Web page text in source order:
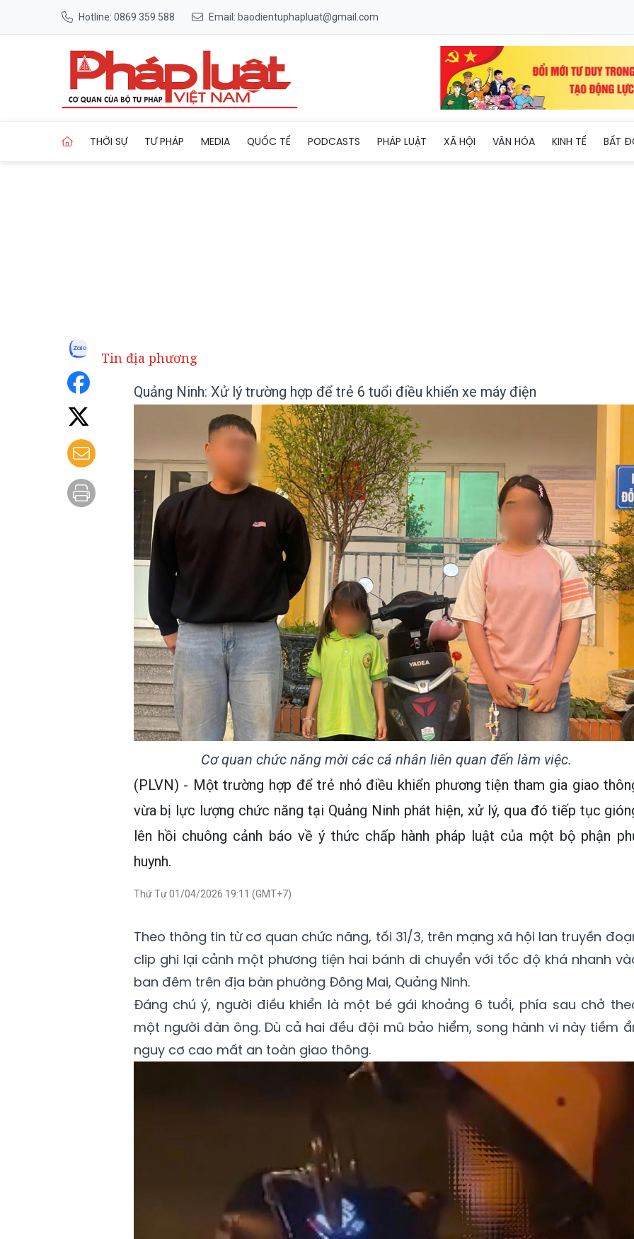
Hotline: 0869 359 588 Email: baodientuphapluat@gmail.com
THỜI SỰ TƯ PHÁP MEDIA QUỐC TẾ PODCASTS PHÁP LUẬT XÃ HỘI VĂN HÓA KINH TẾ BẤT
Tin địa phương
Quảng Ninh: Xử lý trường hợp để trẻ 6 tuổi điều khiển xe máy điện
Cơ quan chức năng mời các cá nhân liên quan đến làm việc.
(PLVN) - Một trường hợp để trẻ nhỏ điều khiển phương tiện tham gia giao
vừa bị lực lượng chức năng tại Quảng Ninh phát hiện, xử lý, qua đó tiếp tục
lên hồi chuông cảnh báo về ý thức chấp hành pháp luật của một bộ phận
huynh.
Thứ Tư 01/04/2026 19:11 (GMT+7)
Theo thông tin từ cơ quan chức năng, tối 31/3, trên mạng xã hội lan truyền
clip ghi lại cảnh một phương tiện hai bánh di chuyển với tốc độ khá nhanh
ban đêm trên địa bàn phường Đông Mai, Quảng Ninh.
Đáng chú ý, người điều khiển là một bé gái khoảng 6 tuổi, phía sau chở
một người đàn ông. Dù cả hai đều đội mũ bảo hiểm, song hành vi này tiềm
nguy cơ cao mất an toàn giao thông.